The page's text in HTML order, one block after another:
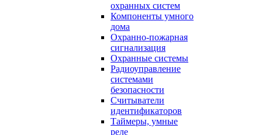
охранных систем
Компоненты умного
дома
Охранно-пожарная
сигнализация
Охранные системы
Радиоуправление
системами
безопасности
Считыватели
идентификаторов
Таймеры, умные
реле